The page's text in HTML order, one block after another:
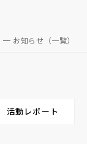
お知らせ（一覧）
活動レポート